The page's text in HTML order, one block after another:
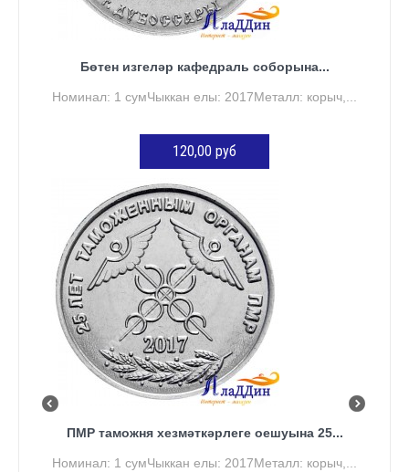
Бөтен изгеләр кафедраль соборына...
Номинал: 1 сумЧыккан елы: 2017Металл: корыч,...
120,00 руб
КӘРҖИНГӘ ӨСТӘҮ
ПМР таможня хезмәткәрлеге оешуына 25...
Номинал: 1 сумЧыккан елы: 2017Металл: корыч,...